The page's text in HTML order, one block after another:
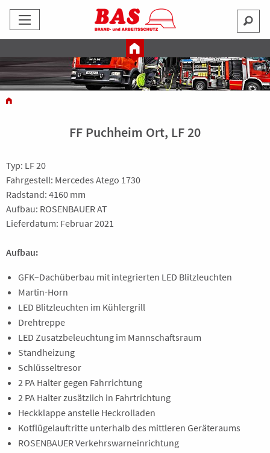
FF Puchheim Ort, LF 20
Typ: LF 20
Fahrgestell: Mercedes Atego 1730
Radstand: 4160 mm
Aufbau: ROSENBAUER AT
Lieferdatum: Februar 2021
Aufbau:
GFK–Dachüberbau mit integrierten LED Blitzleuchten
Martin-Horn
LED Blitzleuchten im Kühlergrill
Drehtreppe
LED Zusatzbeleuchtung im Mannschaftsraum
Standheizung
Schlüsseltresor
2 PA Halter gegen Fahrrichtung
2 PA Halter zusätzlich in Fahrtrichtung
Heckklappe anstelle Heckrolladen
Kotflügelauftritte unterhalb des mittleren Geräteraums
ROSENBAUER Verkehrswarneinrichtung